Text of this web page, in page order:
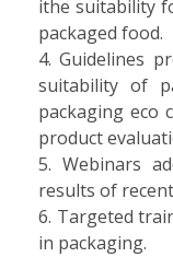
ithe suitability
packaged food.
Guidelines
suitability of
packaging eco
product
Webinars
results of
Targeted
in packaging.